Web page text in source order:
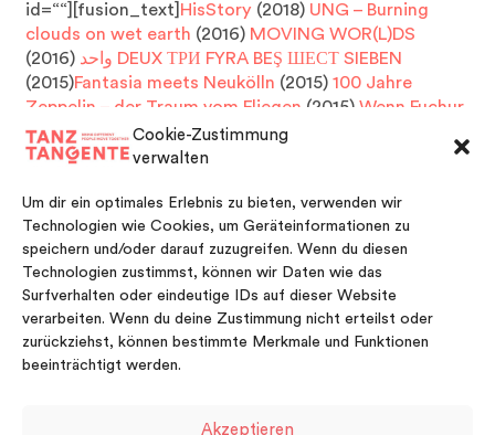
Cookie-Zustimmung
verwalten
Um dir ein optimales Erlebnis zu bieten, verwenden wir
Technologien wie Cookies, um Geräteinformationen zu
speichern und/oder darauf zuzugreifen. Wenn du diesen
Technologien zustimmst, können wir Daten wie das
Surfverhalten oder eindeutige IDs auf dieser Website
verarbeiten. Wenn du deine Zustimmung nicht erteilst oder
zurückziehst, können bestimmte Merkmale und Funktionen
beeinträchtigt werden.
Akzeptieren
id=““][fusion_text] HisStory (2018) UNG – Burning
clouds on wet earth (2016) MOVING WOR(L)DS
(2016) واحد DEUX ТРИ FYRA BEŞ ШЕСТ SIEBEN
(2015)Fantasia meets Neukölln (2015)100 Jahre
Zeppelin – der Traum vom Fliegen (2015)Wenn Fuchur
mit der Käthe tanzt(2013)Carmen – respect reloaded
(2012)Tausend Türen
[/fusion_text][/two_third][/fullwidth]